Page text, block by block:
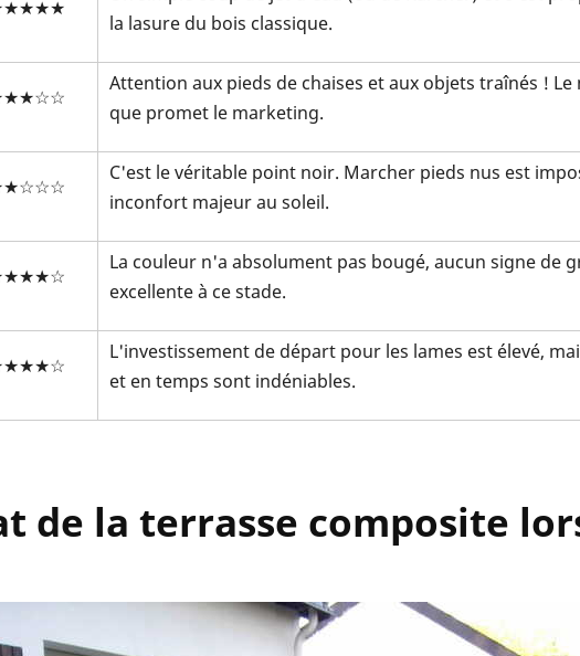
la lasure du bois classique.
Attention aux pieds de chaises et aux objets traînés !
que promet le marketing.
C'est le véritable point noir. Marcher pieds nus est
inconfort majeur au soleil.
La couleur n'a absolument pas bougé, aucun signe de
excellente à ce stade.
L'investissement de départ pour les lames est élevé,
et en temps sont indéniables.
de la terrasse composite